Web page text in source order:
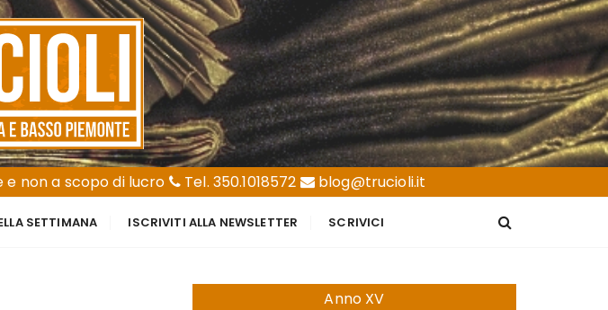
non a scopo di lucro
Tel. 350.1018572 blog@trucioli.it
SETTIMANA ISCRIVITI ALLA NEWSLETTER SCRIVICI
Anno XV